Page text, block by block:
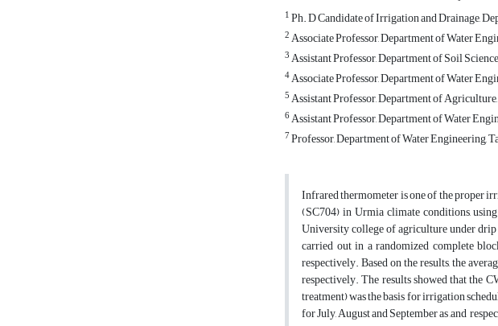
1Ph. D Candidate of Irrigation and Drainage,
2Associate Professor, Department of Water
3Assistant Professor, Department of Soil
4Associate Professor, Department of Water
5Assistant Professor, Department of
6Assistant Professor, Department of Water
7Professor, Department of Water Engineering,
Infrared thermometer is one of the proper
(SC704) in Urmia climate conditions,
University college of agriculture under
carried out in a randomized complete
respectively. Based on the results, the
respectively. The results showed that the
treatment) was the basis for irrigation
for July, August and September as ,and